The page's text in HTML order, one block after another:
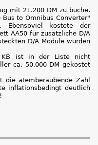
mit 21.200 DM zu buche,
to Omnibus Converter"
Ebensoviel kostete der
AA50 für zusätzliche D/A
D/A Module wurden
KB ist in der Liste nicht
ca. 50.000 DM gekostet
atemberaubende Zahl
inflationsbedingt deutlich